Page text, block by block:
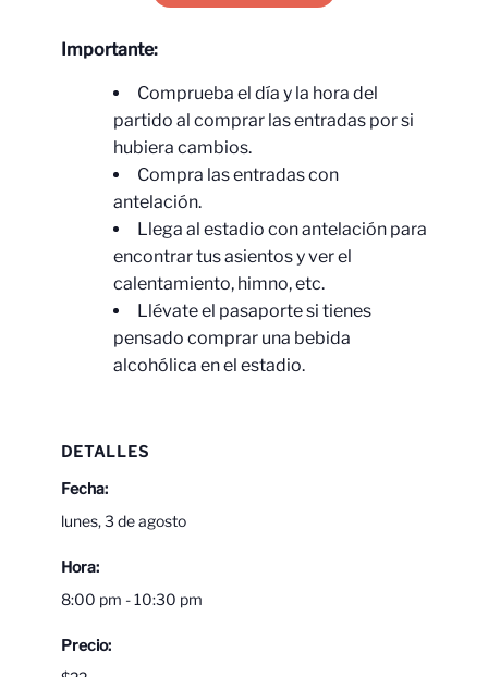
Importante:
Comprueba el día y la hora del
partido al comprar las entradas por si
hubiera cambios.
Compra las entradas con
antelación.
Llega al estadio con antelación para
encontrar tus asientos y ver el
calentamiento, himno, etc.
Llévate el pasaporte si tienes
pensado comprar una bebida
alcohólica en el estadio.
DETALLES
Fecha:
lunes, 3 de agosto
Hora:
8:00 pm - 10:30 pm
Precio: